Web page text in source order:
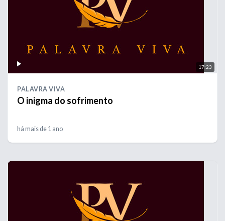
17:23
PALAVRA VIVA
O inigma do sofrimento
há mais de 1 ano